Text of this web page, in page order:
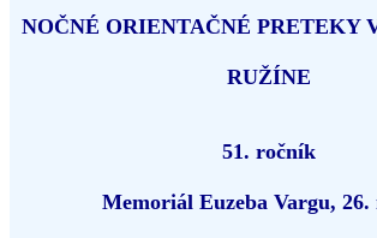
NOČNÉ ORIENTAČNÉ PRETEKY
RUŽÍNE
51. ročník
Memoriál Euzeba Vargu, 26.